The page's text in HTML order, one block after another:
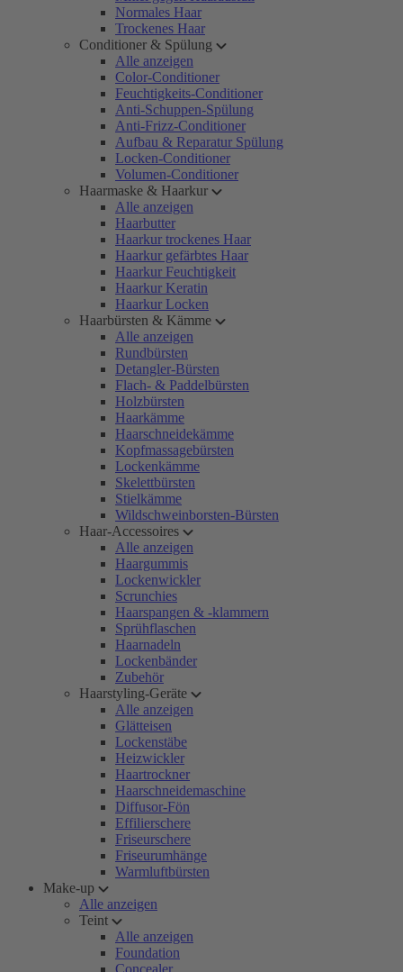
Normales Haar
Trockenes Haar
Conditioner & Spülung
Alle anzeigen
Color-Conditioner
Feuchtigkeits-Conditioner
Anti-Schuppen-Spülung
Anti-Frizz-Conditioner
Aufbau & Reparatur Spülung
Locken-Conditioner
Volumen-Conditioner
Haarmaske & Haarkur
Alle anzeigen
Haarbutter
Haarkur trockenes Haar
Haarkur gefärbtes Haar
Haarkur Feuchtigkeit
Haarkur Keratin
Haarkur Locken
Haarbürsten & Kämme
Alle anzeigen
Rundbürsten
Detangler-Bürsten
Flach- & Paddelbürsten
Holzbürsten
Haarkämme
Haarschneidekämme
Kopfmassagebürsten
Lockenkämme
Skelettbürsten
Stielkämme
Wildschweinborsten-Bürsten
Haar-Accessoires
Alle anzeigen
Haargummis
Lockenwickler
Scrunchies
Haarspangen & -klammern
Sprühflaschen
Haarnadeln
Lockenbänder
Zubehör
Haarstyling-Geräte
Alle anzeigen
Glätteisen
Lockenstäbe
Heizwickler
Haartrockner
Haarschneidemaschine
Diffusor-Fön
Effilierschere
Friseurschere
Friseurumhänge
Warmluftbürsten
Make-up
Alle anzeigen
Teint
Alle anzeigen
Foundation
Concealer